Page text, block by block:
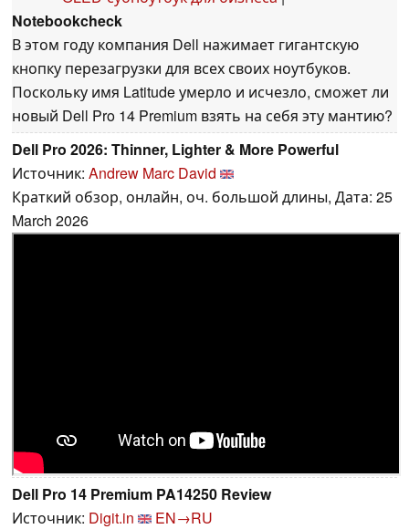
Notebookcheck
В этом году компания Dell нажимает гигантскую
кнопку перезагрузки для всех своих ноутбуков.
Поскольку имя Latitude умерло и исчезло, сможет ли
новый Dell Pro 14 Premium взять на себя эту мантию?
Dell Pro 2026: Thinner, Lighter & More Powerful
Источник: Andrew Marc David
Краткий обзор, онлайн, оч. большой длины, Дата: 25
March 2026
Dell Pro 14 Premium PA14250 Review
Источник: Digit.in
EN→RU